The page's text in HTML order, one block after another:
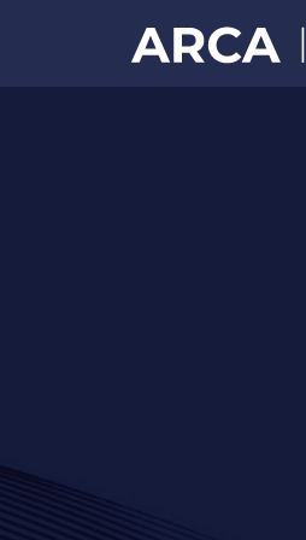
Portal
principal